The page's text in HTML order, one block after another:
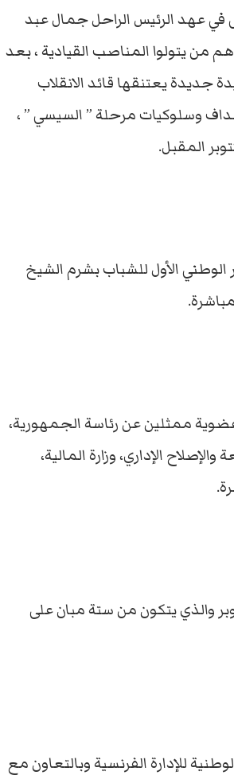
في عهد الرئيس الراحل جمال عبد
من يتولوا المناصب القيادية ، بعد
جديدة يعتنقها قائد الانقلاب
وسلوكيات مرحلة ” السيسي ” ،
المقبل.
الأول للشباب بشرم الشيخ
ممثلين عن رئاسة الجمهورية،
الإداري، وزارة المالية،
والذي يتكون من ستة مبان على
للإدارة الفرنسية وبالتعاون مع